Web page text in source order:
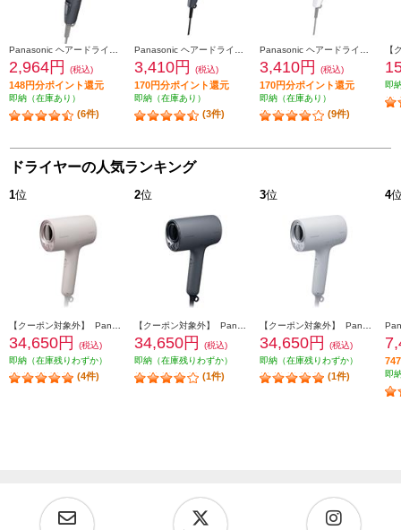
2,964円 (税込)
148円分ポイント還元
即納（在庫あり）
(6件)
3,410円 (税込)
170円分ポイント還元
即納（在庫あり）
(3件)
3,410円 (税込)
170円分ポイント還元
即納（在庫あり）
(9件)
即
ドライヤーの人気ランキング
1位
34,650円
(税込)
即納（在庫残りわずか）
(4件)
2位
34,650円
(税込)
即納（在庫残りわずか）
(1件)
3位
34,650円
(税込)
即納（在庫残りわずか）
(1件)
4
即